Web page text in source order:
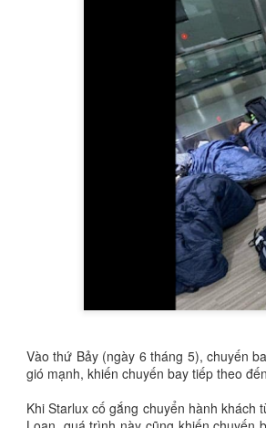
Vào thứ Bảy (ngày 6 tháng 5), chuyến
gió mạnh, khiến chuyến bay tiếp theo
Khi Starlux cố gắng chuyển hành